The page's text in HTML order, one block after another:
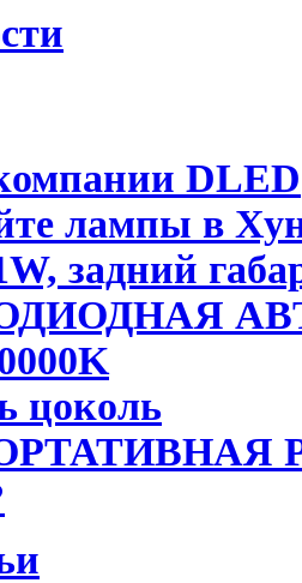
DLED
лампы в
задний
цоколь